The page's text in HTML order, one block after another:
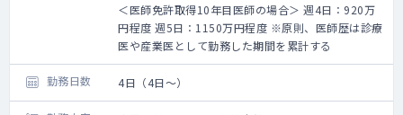
＜医師免許取得10年目医師の場合＞ 週4日：920万
円程度 週5日：1150万円程度 ※原則、医師歴は診療
医や産業医として勤務した期間を累計する
勤務日数 4日（4日～）